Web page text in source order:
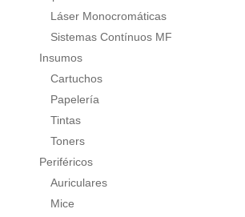
Láser Monocromáticas
Sistemas Contínuos MF
Insumos
Cartuchos
Papelería
Tintas
Toners
Periféricos
Auriculares
Mice